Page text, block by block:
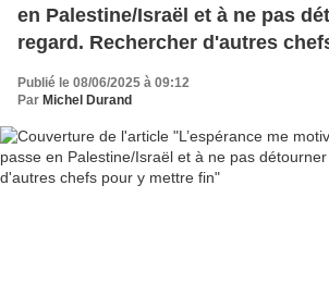
en Palestine/Israël et à ne pas
regard. Rechercher d'autres
Publié le 08/06/2025 à 09:12
Par Michel Durand